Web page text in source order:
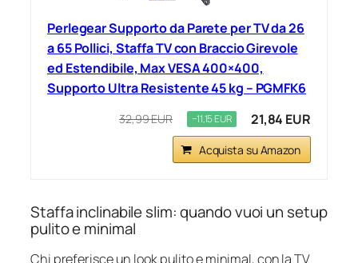
Perlegear Supporto da Parete per TV da 26
a 65 Pollici, Staffa TV con Braccio Girevole
ed Estendibile, Max VESA 400×400,
Supporto Ultra Resistente 45 kg – PGMFK6
32,99 EUR −11,15 EUR 21,84 EUR
Acquista su Amazon
Staffa inclinabile slim: quando vuoi un setup
pulito e minimal
Chi preferisce un look pulito e minimal, con la TV